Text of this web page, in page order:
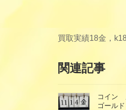
買取実績18金，
関連記事
コイン
ゴール